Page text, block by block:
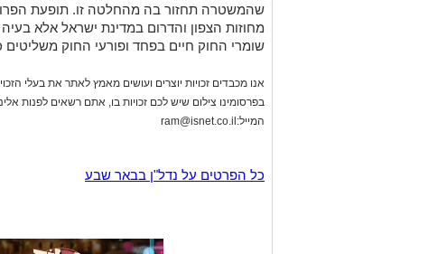
שהמשטרה תחזור בה מהחלטה זו. תופעת
מחוזות הצפון והדרום במדינת ישראל אלא
שומרי החוק חיים בפחד ופורעי החוק משליטים
אנו מכבדים זכויות יוצרים ועושים מאמץ לאתר את בעלי
בפרסומינו צילום שיש לכם זכויות בו, אתם רשאים לפנות
המייל:ram@isnet.co.il
כל הפרטים על נדל"ן בבאר שבע